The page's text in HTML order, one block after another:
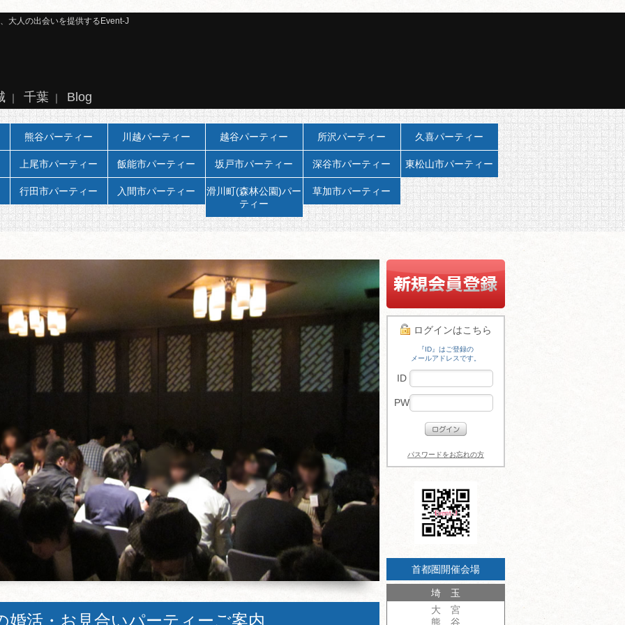
大人の出会いを提供するEvent-J
｜ 千葉 ｜ Blog
熊谷パーティー 川越パーティー 越谷パーティー 所沢パーティー 久喜パーティー
上尾市パーティー 飯能市パーティー 坂戸市パーティー 深谷市パーティー 東松山市パーティー
行田市パーティー 入間市パーティー
滑川町(森林公園)パー
ティー
草加市パーティー
婚活・お見合いパーティーご案内
ログインはこちら
『ID』はご登録の
メールアドレスです。
ID
PW
パスワードをお忘れの方
首都圏開催会場
埼 玉
大 宮
熊 谷